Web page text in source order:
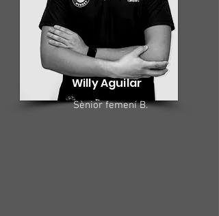
Willy Aguilar
Sènior femení B.